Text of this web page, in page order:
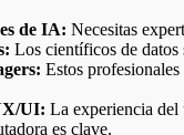
de IA: Necesitas
Los científicos de datos
Estos
UI: La experiencia del
es clave.